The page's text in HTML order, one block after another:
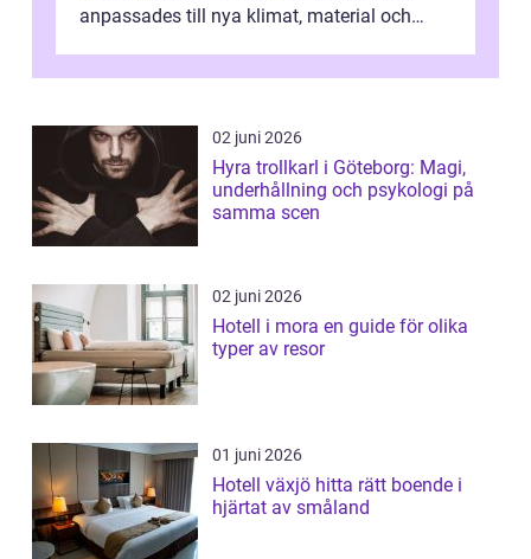
anpassades till nya klimat, material och
02 juni 2026
Hyra trollkarl i Göteborg: Magi,
underhållning och psykologi på
samma scen
02 juni 2026
Hotell i mora en guide för olika
typer av resor
01 juni 2026
Hotell växjö hitta rätt boende i
hjärtat av småland